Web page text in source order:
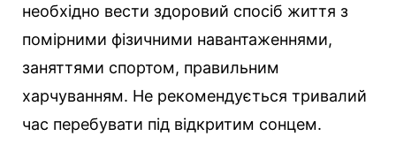
необхідно вести здоровий спосіб життя з
помірними фізичними навантаженнями,
заняттями спортом, правильним
харчуванням. Не рекомендується тривалий
час перебувати під відкритим сонцем.